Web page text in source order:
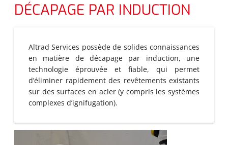
DÉCAPAGE PAR INDUCTION
Altrad Services possède de solides connaissances
en matière de décapage par induction, une
technologie éprouvée et fiable, qui permet
d’éliminer rapidement des revêtements existants
sur des surfaces en acier (y compris les systèmes
complexes d’ignifugation).